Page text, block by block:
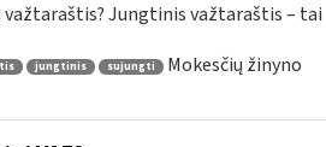
važtaraštis? Jungtinis važtaraštis – tai
jungtinis sujungti
Mokesčių žinyno